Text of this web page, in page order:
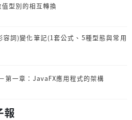
型別的相互轉換
容詞)變化筆記(1套公式、5種型態與常用
第一章：JavaFX應用程式的架構
報